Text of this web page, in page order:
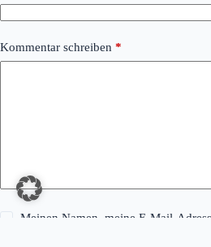
Kommentar schreiben *
Meinen Namen, meine E-Mail-